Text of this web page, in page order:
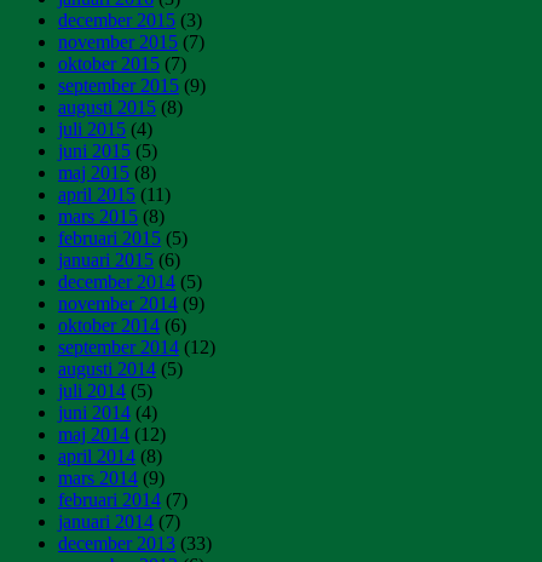
december 2015 (3)
november 2015 (7)
oktober 2015 (7)
september 2015 (9)
augusti 2015 (8)
juli 2015 (4)
juni 2015 (5)
maj 2015 (8)
april 2015 (11)
mars 2015 (8)
februari 2015 (5)
januari 2015 (6)
december 2014 (5)
november 2014 (9)
oktober 2014 (6)
september 2014 (12)
augusti 2014 (5)
juli 2014 (5)
juni 2014 (4)
maj 2014 (12)
april 2014 (8)
mars 2014 (9)
februari 2014 (7)
januari 2014 (7)
december 2013 (33)